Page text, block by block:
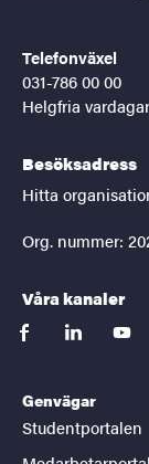
Telefonväxel
031-786 00 00
Helgfria
Besöksadress
Hitta
Org. nummer:
Våra kanaler
facebooklinkedin
Genvägar
Studentportalen